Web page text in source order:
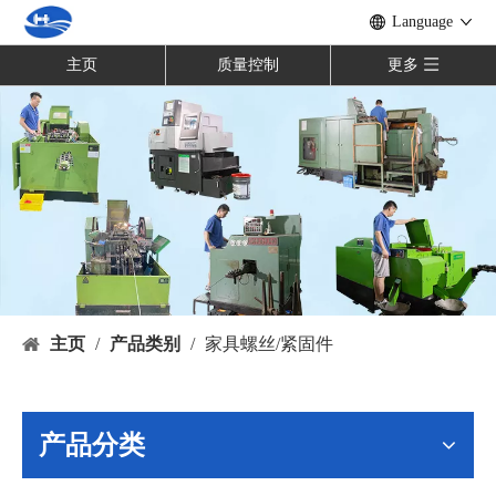
Language
主页 质量控制 更多
主页 / 产品类别 / 家具螺丝/紧固件
产品分类